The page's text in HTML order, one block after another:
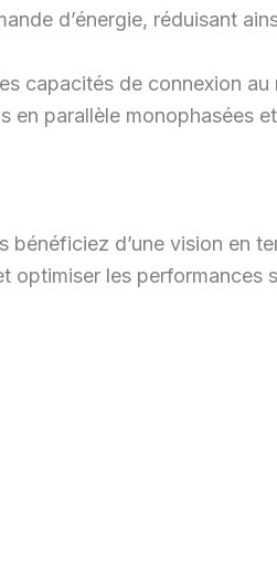
d’énergie, réduisant
capacités de connexion
parallèle monophasées
bénéficiez d’une vision en
optimiser les performances